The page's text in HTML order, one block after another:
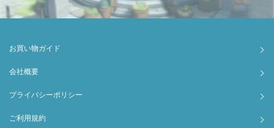
お買い物ガイド
会社概要
プライバシーポリシー
ご利用規約